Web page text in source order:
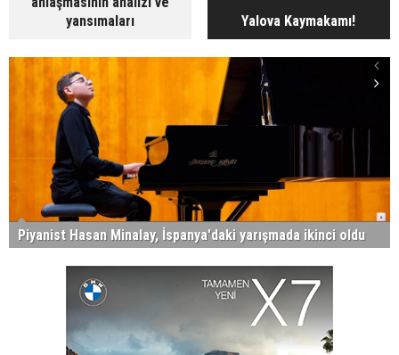
yansımaları
Yalova Kaymakamı!
Piyanist Hasan Minalay, İspanya'daki yarışmada ikinci oldu